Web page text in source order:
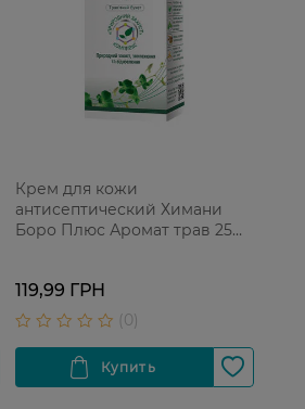
Крем для кожи
антисептический Химани
Боро Плюс Аромат трав 25
119,99 ГРН